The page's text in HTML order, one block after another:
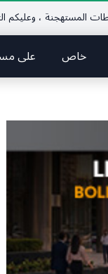
، وعليكم التنبّه
خاص على